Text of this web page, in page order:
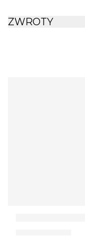
ZWROTY